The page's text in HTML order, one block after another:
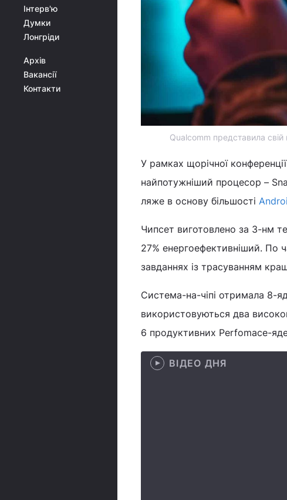
Інтерв'ю
Думки
Лонгріди
Архів
Вакансії
Контакти
Qualcomm представила
У рамках щорічної
найпотужніший процесор –
ляже в основу більшості
Чипсет виготовлено за 3-нм
27% енергоефективніший. По
завданнях із трасуванням
Система-на-чіпі отримала 8-
використовуються два
6 продуктивних Perfomace-
ВІДЕО ДНЯ